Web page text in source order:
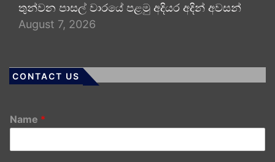
තුන්වන පාසල් වාරයේ පළමු අදියර අදින් අවසන්
August 7, 2026
CONTACT US
Name *